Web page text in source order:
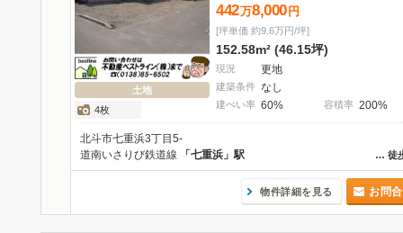
土地
4枚
442万8,000 円
[坪単価 約9.6万円/坪]
152.58m² (46.15坪)
現況 更地
建築条件 なし
建ぺい率 60% 容積率 200%
北斗市七重浜3丁目5-
… 徒
道南いさりび鉄道線 「七重浜」駅
物件詳細を見る お問